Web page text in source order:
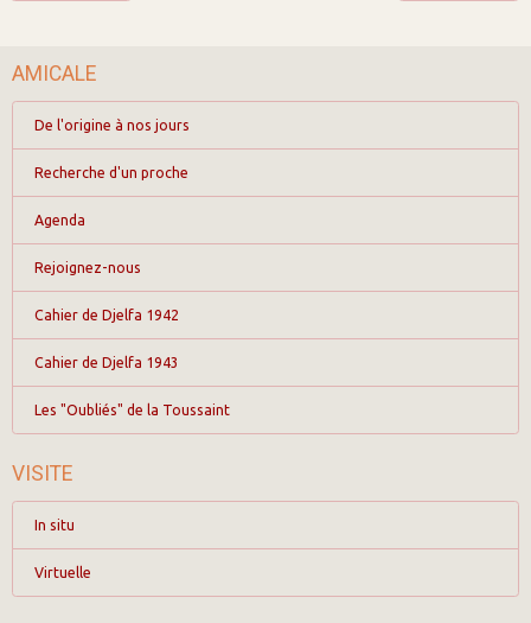
AMICALE
De l'origine à nos jours
Recherche d'un proche
Agenda
Rejoignez-nous
Cahier de Djelfa 1942
Cahier de Djelfa 1943
Les "Oubliés" de la Toussaint
VISITE
In situ
Virtuelle